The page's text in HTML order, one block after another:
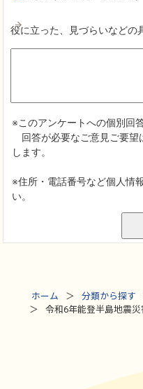
ホーム
分類から探す
令和6年能登半島地震